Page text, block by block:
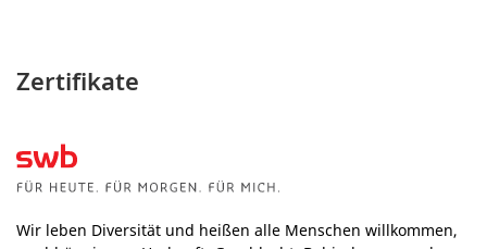
Zertifikate
Wir leben Diversität und heißen alle Menschen willkommen,